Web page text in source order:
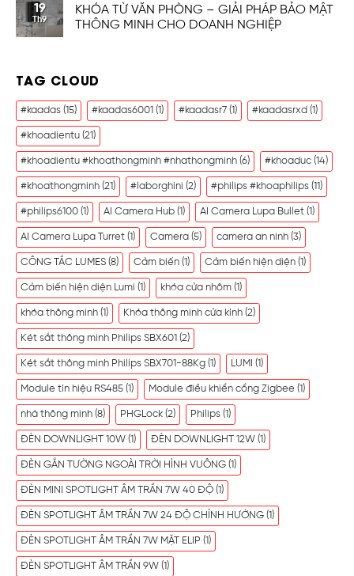
19
Th9
KHÓA TỪ VĂN PHÒNG – GIẢI PHÁP BẢO MẬT
THÔNG MINH CHO DOANH NGHIỆP
TAG CLOUD
#kaadas (15) #kaadas6001 (1) #kaadasr7 (1) #kaadasrxd (1)
#khoadientu (21)
#khoadientu #khoathongminh #nhathongminh (6) #khoaduc (14)
#khoathongminh (21) #laborghini (2) #philips #khoaphilips (11)
#philips6100 (1) AI Camera Hub (1) AI Camera Lupa Bullet (1)
AI Camera Lupa Turret (1) Camera (5) camera an ninh (3)
CÔNG TẮC LUMES (8) Cảm biến (1) Cảm biến hiện diện (1)
Cảm biến hiện diện Lumi (1) khóa cửa nhôm (1)
khóa thông minh (1) Khóa thông minh cửa kính (2)
Két sắt thông minh Philips SBX601 (2)
Két sắt thông minh Philips SBX701-88Kg (1) LUMI (1)
Module tín hiệu RS485 (1) Module điều khiển cổng Zigbee (1)
nhà thông minh (8) PHGLock (2) Philips (1)
ĐÈN DOWNLIGHT 10W (1) ĐÈN DOWNLIGHT 12W (1)
ĐÈN GẮN TƯỜNG NGOÀI TRỜI HÌNH VUÔNG (1)
ĐÈN MINI SPOTLIGHT ÂM TRẦN 7W 40 ĐỘ (1)
ĐÈN SPOTLIGHT ÂM TRẦN 7W 24 ĐỘ CHỈNH HƯỚNG (1)
ĐÈN SPOTLIGHT ÂM TRẦN 7W MẶT ELIP (1)
ĐÈN SPOTLIGHT ÂM TRẦN 9W (1)